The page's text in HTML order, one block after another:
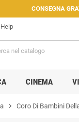
CONSEGNA
Help
CINEMA
chevron_right Coro Di Bambini